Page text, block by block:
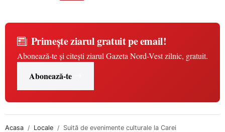
Primește ziarul gratuit pe email!
Abonează-te și citești ziarul Gazeta Nord-Vest zilnic, gratuit.
Abonează-te
Acasa Locale Suită de evenimente culturale la Carei